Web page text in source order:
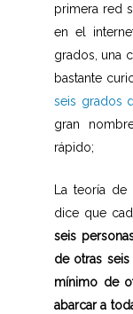
primera red
en el
grados, una
bastante
seis grados
gran
rápido;
La teoría de
dice que
seis
de otras seis
mínimo de
abarcar a